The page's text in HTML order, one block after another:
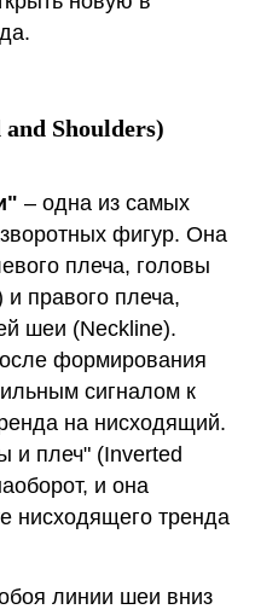
Shoulders)
– одна из самых
фигур. Она
плеча, головы
правого плеча,
шеи (Neckline).
формирования
сигналом к
на нисходящий.
и плеч" (Inverted
и она
нисходящего тренда
линии шеи вниз